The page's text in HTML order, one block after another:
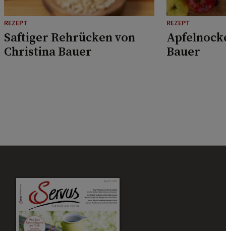
REZEPT
Saftiger Rehrücken von
Christina Bauer
REZEPT
Bauer